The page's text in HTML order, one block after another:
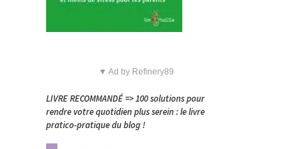
▼ Ad by Refinery89
LIVRE RECOMMANDÉ => 100 solutions pour
rendre votre quotidien plus serein : le livre
pratico-pratique du blog !